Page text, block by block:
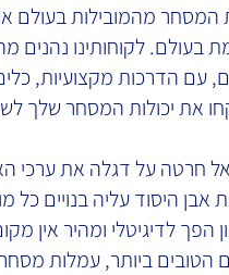
מהמובילות בעולם
בעולם. לקוחותינו נהנים
עם הדרכות מקצועיות,
את יכולות המסחר שלך
חרטה על דגלה את ערכי
היסוד עליה בנויים כל
לדיגיטלי ומהיר אין
ביותר, עמלות